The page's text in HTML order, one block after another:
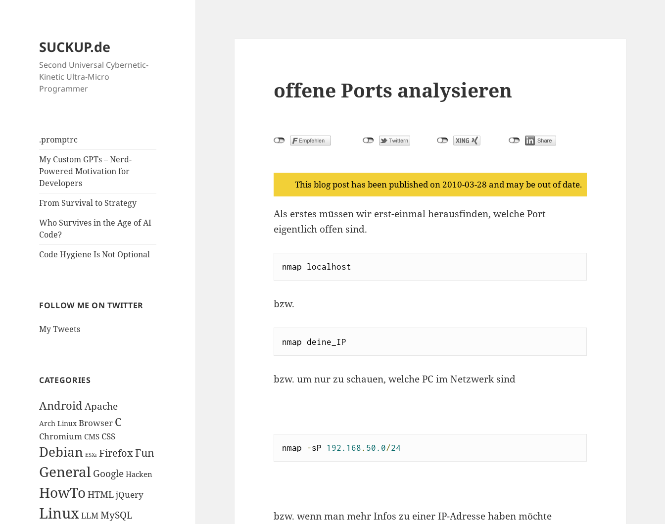
SUCKUP.de
Second Universal Cybernetic-
Kinetic Ultra-Micro
Programmer
.promptrc
My Custom GPTs – Nerd-
Powered Motivation for
Developers
From Survival to Strategy
Who Survives in the Age of AI
Code?
Code Hygiene Is Not Optional
FOLLOW ME ON TWITTER
My Tweets
CATEGORIES
AndroidApache
Arch Linux Browser C
Chromium CMS CSS
Debian ESXi FirefoxFun
GeneralGoogle Hacken
HowTo HTMLjQuery
LinuxLLMMySQL
offene Ports analysieren
This blog post has been published on 2010-03-28 and may be out of date.
Als erstes müssen wir erst-einmal herausfinden, welche Port
eigentlich offen sind.
nmap localhost
bzw.
nmap deine_IP
bzw. um nur zu schauen, welche PC im Netzwerk sind
nmap -sP 192.168 . 50.0/24
bzw. wenn man mehr Infos zu einer IP-Adresse haben möchte